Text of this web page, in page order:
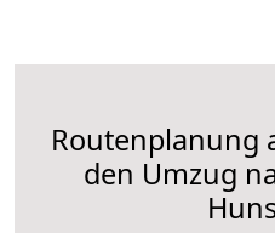
Routenplanung
den Umzug